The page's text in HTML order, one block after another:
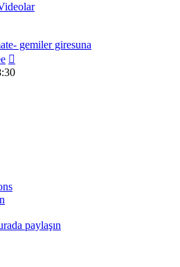
gemiler giresuna
mesajı
paylaşın